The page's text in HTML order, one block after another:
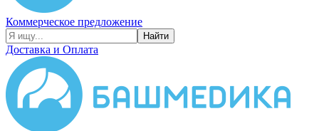
Коммерческое предложение
Найти
Доставка и Оплата